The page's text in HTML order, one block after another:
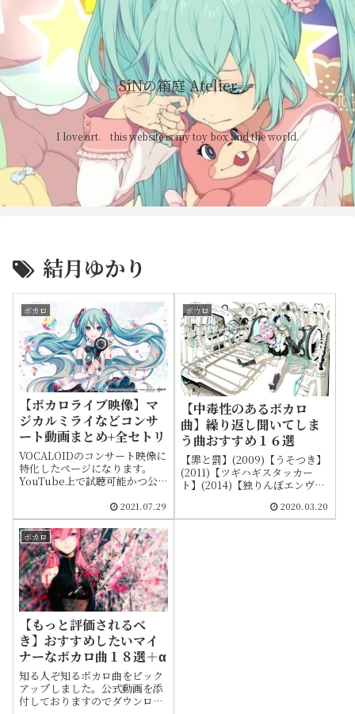
SiNの箱庭 Atelier
I love art. this website is my toy box and the world.
結月ゆかり
ボカロ
【ボカロライブ映像】マ
ジカルミライなどコンサ
ート動画まとめ+全セトリ
VOCALOIDのコンサート映像に
特化したページになります。
YouTube上で試聴可能かつ公
るライブ映像をまとめました。
動画を添付しておりますのでダ
ウンロード等せずに視聴できま
す。各ライブのセットリストを
すべて記載していますので情報
収集にもご活用ください
2021.07.29
ボカロ
【中毒性のあるボカロ
曲】繰り返し聞いてしま
う曲おすすめ１６選
【罪と罰】(2009)【うそつき】
(2011)【ツギハギスタッカー
ト】(2014)【独りんぼエンヴィ
(2010)【チュルリラ・チュルリ
ラ・ダッダッダ！】(2016)【サ
2020.03.20
ボカロ
【もっと評価されるべ
き】おすすめしたいマイ
ナーなボカロ曲１８選＋α
知る人ぞ知るボカロ曲をピック
アップしました。公式動画を添
付しておりますのでダウンロー